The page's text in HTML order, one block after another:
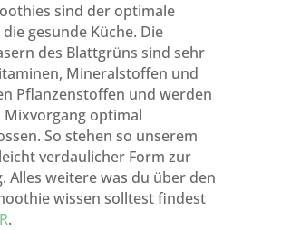
sind der optimale
gesunde Küche. Die
des Blattgrüns sind sehr
Mineralstoffen und
Pflanzenstoffen und werden
Mixvorgang optimal
So stehen so unserem
verdaulicher Form zur
Alles weitere was du über den
wissen solltest findest
.